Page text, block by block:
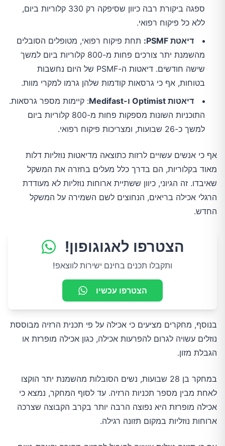
ספגה ביקורת רבה כיוון שסיפקה רק 330 קלוריות ביום,
ללא כל פיקוח רפואי.
דיאטת PSMF:
תחת פיקוח רפואי, מטופלים הסובלים
מהשמנת יתר צורכים פחות מ-800 קלוריות ביום למשך
שישה חודשים. דיאטות ה-PSMF של היום נחשבות
בטוחות, אף כי גרסאות קודמות שלהן גרמו למקרי מוות.
דיאטות Optimist ו-Medifast
: קיימות מספר גרסאות.
התוכניות השונות מספקות פחות מ-800 קלוריות ביום
למשך כ-26 שבועות, ומצריכות פיקוח רפואי.
אף כי אנשים עשויים לרזות כתוצאה מדיאטות נוזליות דלות
מאוד בקלוריות, הם בדרך כלל מעלים בחזרה את המשקל
שאיבדו. זה הגיוני, כיוון ששתיית ארוחות נוזליות לא מעודדת
הרגלי אכילה בריאים, הנחוצים לשם השמירה על המשקל
החדש.
הצטרפו לאגוגופון!
ותקבלו תכנים בחינם ישירות לווצאפ!
הצטרפו עכשיו
בנוסף, מחקרים מציעים כי אכילה על פי תכנית הרזיה מבוססת
נוזלים עשויה לגרום להפרעות אכילה, כגון אכילה מופרזת או
הגבלת מזון.
במחקר בן 28 שבועות, נשים הסובלות מהשמנת יתר הוקצו
לאחת מבין מספר תכניות הרזיה. עד לסוף המחקר, נמצא כי
אכילה מופרזת היא נפוצה הרבה יותר בקרב הקבוצה שצרכה
ארוחות נוזליות במקום תזונה רגילה.